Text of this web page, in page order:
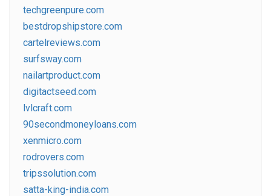
techgreenpure.com
bestdropshipstore.com
cartelreviews.com
surfsway.com
nailartproduct.com
digitactseed.com
lvlcraft.com
90secondmoneyloans.com
xenmicro.com
rodrovers.com
tripssolution.com
satta-king-india.com